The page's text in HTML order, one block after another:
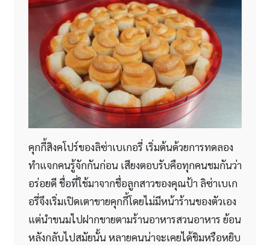
คุกกี้สิงคโปร์ของลิซ่าเบเกอรี่ เริ่มต้นด้วยการทดลอง
ทำแจกคนรู้จักกันก่อน เสียงตอบรับคือทุกคนชมกันว่า
อร่อยดี ชื่อที่ใช้มาจากชื่อลูกสาวของคุณป้า ลิซ่าเบเก
อรี่จึงเริ่มเปิดเตาขายคุกกี้โดยไม่มีหน้าร้านของตัวเอง
แต่นำขนมไปฝากขายตามร้านอาหารสวนอาหาร ย้อน
หลังกลับไปสมัยนั้น หลายคนน่าจะเคยได้ชิมหรือหยิบ